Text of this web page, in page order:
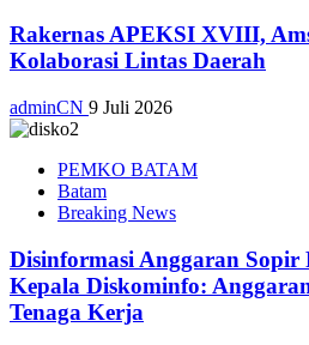
Rakernas APEKSI XVIII,
Kolaborasi Lintas Daerah
adminCN 9 Juli 2026
PEMKO BATAM
Batam
Breaking News
Disinformasi Anggaran Sopir
Kepala Diskominfo:
Tenaga Kerja